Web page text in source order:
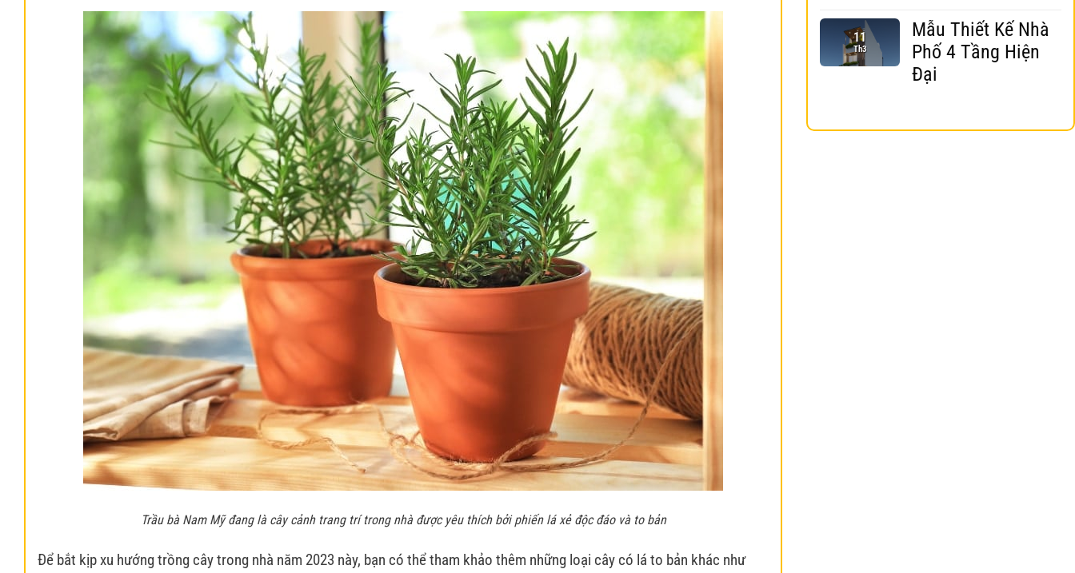
Trầu bà Nam Mỹ đang là cây cảnh trang trí trong nhà được yêu thích bởi phiến lá xẻ độc đáo và to bản
Để bắt kịp xu hướng trồng cây trong nhà năm 2023 này, bạn có thể tham khảo thêm những loại cây có lá to bản khác như
11
Th3
Mẫu Thiết Kế Nhà
Phố 4 Tầng Hiện
Đại